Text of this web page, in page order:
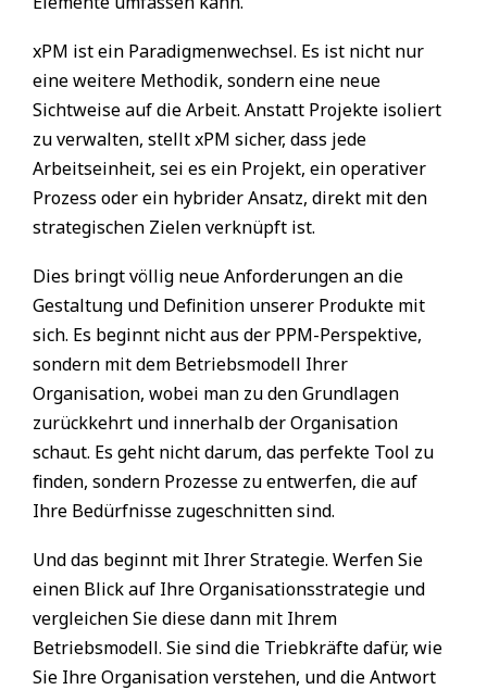
xPM ist ein Paradigmenwechsel. Es ist nicht nur
eine weitere Methodik, sondern eine neue
Sichtweise auf die Arbeit. Anstatt Projekte isoliert
zu verwalten, stellt xPM sicher, dass jede
Arbeitseinheit, sei es ein Projekt, ein operativer
Prozess oder ein hybrider Ansatz, direkt mit den
strategischen Zielen verknüpft ist.
Dies bringt völlig neue Anforderungen an die
Gestaltung und Definition unserer Produkte mit
sich. Es beginnt nicht aus der PPM-Perspektive,
sondern mit dem Betriebsmodell Ihrer
Organisation, wobei man zu den Grundlagen
zurückkehrt und innerhalb der Organisation
schaut. Es geht nicht darum, das perfekte Tool zu
finden, sondern Prozesse zu entwerfen, die auf
Ihre Bedürfnisse zugeschnitten sind.
Und das beginnt mit Ihrer Strategie. Werfen Sie
einen Blick auf Ihre Organisationsstrategie und
vergleichen Sie diese dann mit Ihrem
Betriebsmodell. Sie sind die Triebkräfte dafür, wie
Sie Ihre Organisation verstehen, und die Antwort